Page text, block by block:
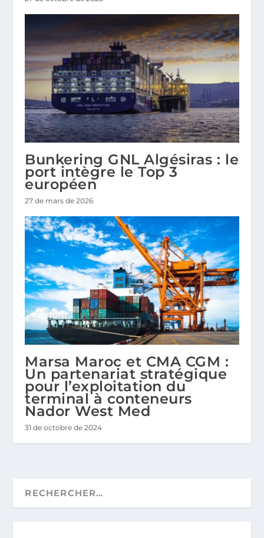
Bunkering GNL Algésiras : le
port intègre le Top 3
européen
27 de mars de 2026
Marsa Maroc et CMA CGM :
Un partenariat stratégique
pour l’exploitation du
terminal à conteneurs
Nador West Med
31 de octobre de 2024